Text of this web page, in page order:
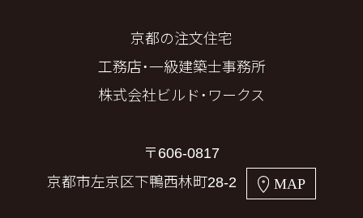
京都の注文住宅
工務店・一級建築士事務所
株式会社ビルド・ワークス
〒606-0817
京都市左京区下鴨西林町28-2
MAP